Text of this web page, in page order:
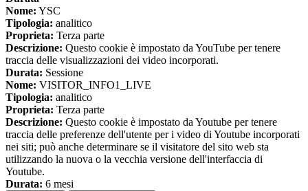
Nome: YSC
Tipologia: analitico
Proprieta: Terza parte
Descrizione: Questo cookie è impostato da YouTube per tenere
traccia delle visualizzazioni dei video incorporati.
Durata: Sessione
Nome: VISITOR_INFO1_LIVE
Tipologia: analitico
Proprieta: Terza parte
Descrizione: Questo cookie è impostato da Youtube per tenere
traccia delle preferenze dell'utente per i video di Youtube incorporati
nei siti; può anche determinare se il visitatore del sito web sta
utilizzando la nuova o la vecchia versione dell'interfaccia di
Youtube.
Durata: 6 mesi